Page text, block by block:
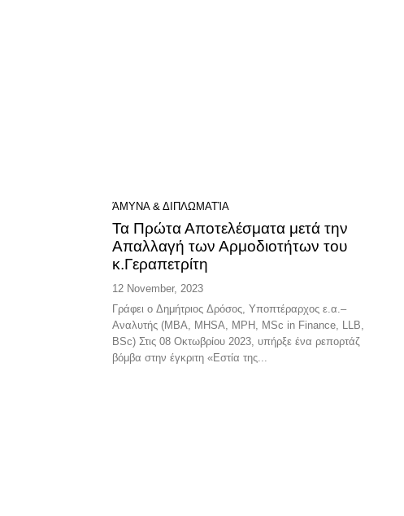
ΆΜΥΝΑ & ΔΙΠΛΩΜΑΤΊΑ
Τα Πρώτα Αποτελέσματα μετά την
Απαλλαγή των Αρμοδιοτήτων του
κ.Γεραπετρίτη
12 November, 2023
Γράφει ο Δημήτριος Δρόσος, Υποπτέραρχος ε.α.–
Αναλυτής (MBA, ΜΗSΑ, MPH, MSc in Finance, LLB,
BSc) Στις 08 Οκτωβρίου 2023, υπήρξε ένα ρεπορτάζ
βόμβα στην έγκριτη «Εστία της...